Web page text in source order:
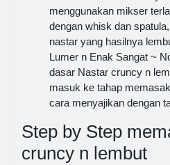
menggunakan mikser
dengan whisk dan
nastar yang hasilnya
Lumer n Enak Sangat ~
dasar Nastar cruncy n
masuk ke tahap
cara menyajikan dengan
Step by Step
cruncy n lembut